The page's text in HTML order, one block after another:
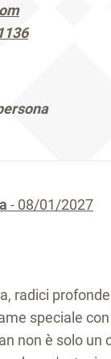
- 08/01/2027
radici
speciale
non è solo un